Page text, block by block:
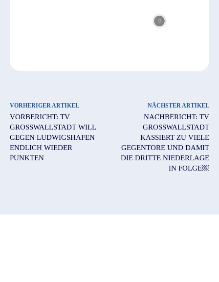
VORHERIGER ARTIKEL
VORBERICHT: TV
GROSSWALLSTADT WILL G
EGEN LUDWIGSHAFEN E
NDLICH WIEDER P
UNKTEN
NÄCHSTER ARTIKEL
NACHBERICHT: TV
GROSSWALLSTADT
KASSIERT ZU VIELE
GEGENTORE UND DAMIT
DIE DRITTE NIEDERLAGE
IN FOLGE￼